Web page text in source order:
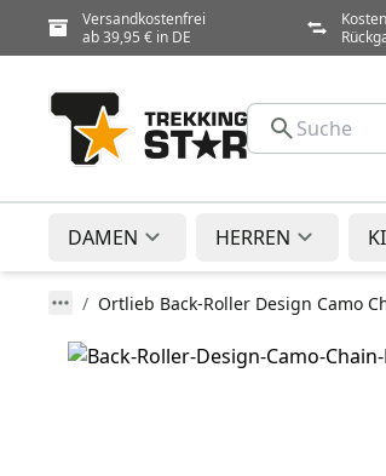
Versandkostenfrei
ab 39,95 € in DE
DAMEN HERREN
Ortlieb Back-Roller Design Camo